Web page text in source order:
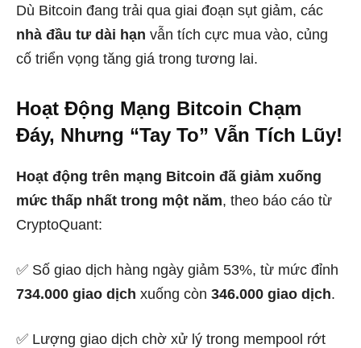
Dù Bitcoin đang trải qua giai đoạn sụt giảm, các
nhà đầu tư dài hạn vẫn tích cực mua vào, củng
cố triển vọng tăng giá trong tương lai.
Hoạt Động Mạng Bitcoin Chạm
Đáy, Nhưng “Tay To” Vẫn Tích Lũy!
Hoạt động trên mạng Bitcoin đã giảm xuống
mức thấp nhất trong một năm, theo báo cáo từ
CryptoQuant:
✅ Số giao dịch hàng ngày giảm 53%, từ mức đỉnh
734.000 giao dịch xuống còn 346.000 giao dịch.
✅ Lượng giao dịch chờ xử lý trong mempool rớt